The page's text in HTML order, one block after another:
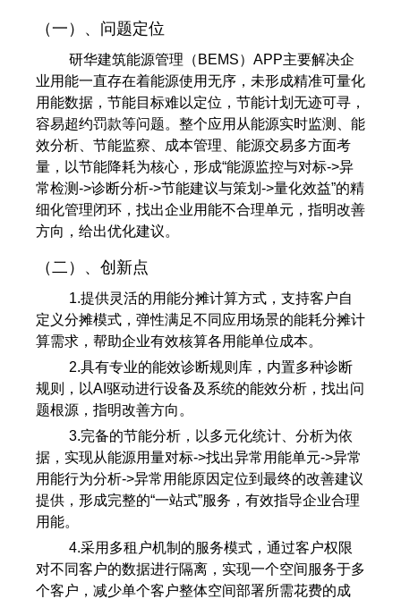
（一）、问题定位
研华建筑能源管理（BEMS）APP主要解决企
业用能一直存在着能源使用无序，未形成精准可量化
用能数据，节能目标难以定位，节能计划无迹可寻，
容易超约罚款等问题。整个应用从能源实时监测、能
效分析、节能监察、成本管理、能源交易多方面考
量，以节能降耗为核心，形成“能源监控与对标->异
常检测->诊断分析->节能建议与策划->量化效益”的精
细化管理闭环，找出企业用能不合理单元，指明改善
方向，给出优化建议。
（二）、创新点
1.提供灵活的用能分摊计算方式，支持客户自
定义分摊模式，弹性满足不同应用场景的能耗分摊计
算需求，帮助企业有效核算各用能单位成本。
2.具有专业的能效诊断规则库，内置多种诊断
规则，以AI驱动进行设备及系统的能效分析，找出问
题根源，指明改善方向。
3.完备的节能分析，以多元化统计、分析为依
据，实现从能源用量对标->找出异常用能单元->异常
用能行为分析->异常用能原因定位到最终的改善建议
提供，形成完整的“一站式”服务，有效指导企业合理
用能。
4.采用多租户机制的服务模式，通过客户权限
对不同客户的数据进行隔离，实现一个空间服务于多
个客户，减少单个客户整体空间部署所需花费的成